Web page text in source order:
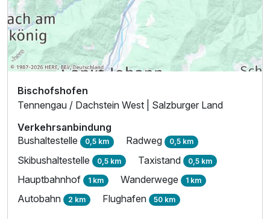
Bischofshofen
Tennengau / Dachstein West | Salzburger Land
Verkehrsanbindung
Bushaltestelle 0,5 km Radweg 0,5 km
Skibushaltestelle 0,5 km Taxistand 0,5 km
Hauptbahnhof 1 km Wanderwege 1 km
Autobahn 2 km Flughafen 50 km